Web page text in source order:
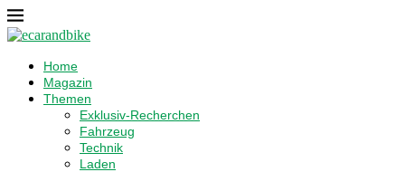
Home
Magazin
Themen
Exklusiv-Recherchen
Fahrzeug
Technik
Laden